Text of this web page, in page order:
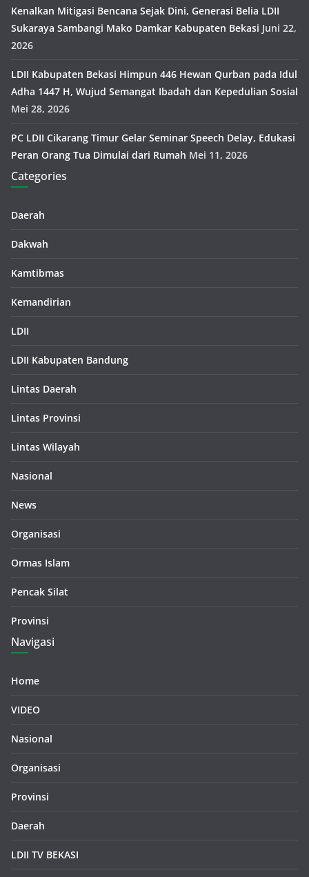
Kenalkan Mitigasi Bencana Sejak Dini, Generasi Belia LDII
Sukaraya Sambangi Mako Damkar Kabupaten Bekasi Juni 22,
2026
LDII Kabupaten Bekasi Himpun 446 Hewan Qurban pada Idul
Adha 1447 H, Wujud Semangat Ibadah dan Kepedulian Sosial
Mei 28, 2026
PC LDII Cikarang Timur Gelar Seminar Speech Delay, Edukasi
Peran Orang Tua Dimulai dari Rumah Mei 11, 2026
Categories
Daerah
Dakwah
Kamtibmas
Kemandirian
LDII
LDII Kabupaten Bandung
Lintas Daerah
Lintas Provinsi
Lintas Wilayah
Nasional
News
Organisasi
Ormas Islam
Pencak Silat
Provinsi
Navigasi
Home
VIDEO
Nasional
Organisasi
Provinsi
Daerah
LDII TV BEKASI